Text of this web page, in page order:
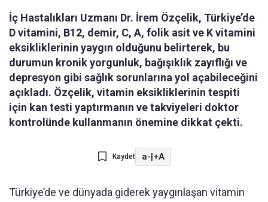
İç Hastalıkları Uzmanı Dr. İrem Özçelik, Türkiye’de
D vitamini, B12, demir, C, A, folik asit ve K vitamini
eksikliklerinin yaygın olduğunu belirterek, bu
durumun kronik yorgunluk, bağışıklık zayıflığı ve
depresyon gibi sağlık sorunlarına yol açabileceğini
açıkladı. Özçelik, vitamin eksikliklerinin tespiti
için kan testi yaptırmanın ve takviyeleri doktor
kontrolünde kullanmanın önemine dikkat çekti.
Kaydet a-|+A
Türkiye’de ve dünyada giderek yaygınlaşan vitamin